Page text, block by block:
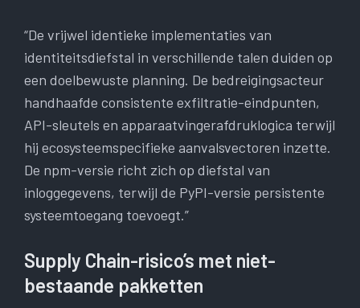
“De vrijwel identieke implementaties van
identiteitsdiefstal in verschillende talen duiden op
een doelbewuste planning. De bedreigingsacteur
handhaafde consistente exfiltratie-eindpunten,
API-sleutels en apparaatvingerafdruklogica terwijl
hij ecosysteemspecifieke aanvalsvectoren inzette.
De npm-versie richt zich op diefstal van
inloggegevens, terwijl de PyPI-versie persistente
systeemtoegang toevoegt.”
Supply Chain-risico’s met niet-
bestaande pakketten